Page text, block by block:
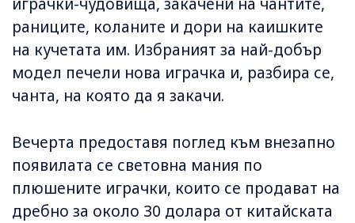
играчки-чудовища, закачени на чантите,
раниците, коланите и дори на каишките
на кучетата им. Избраният за най-добър
модел печели нова играчка и, разбира се,
чанта, на която да я закачи.
Вечерта предоставя поглед към внезапно
появилата се световна мания по
плюшените играчки, които се продават на
дребно за около 30 долара от китайската